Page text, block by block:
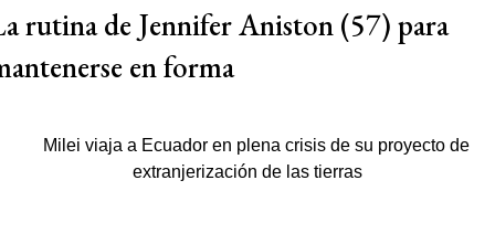
rutina de Jennifer Aniston (57) para
en forma